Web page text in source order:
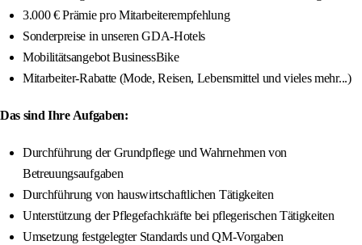
3.000 € Prämie pro Mitarbeiterempfehlung
Sonderpreise in unseren GDA-Hotels
Mobilitätsangebot BusinessBike
Mitarbeiter-Rabatte (Mode, Reisen, Lebensmittel und vieles mehr...)
Das sind Ihre Aufgaben:
Durchführung der Grundpflege und Wahrnehmen von
Betreuungsaufgaben
Durchführung von hauswirtschaftlichen Tätigkeiten
Unterstützung der Pflegefachkräfte bei pflegerischen Tätigkeiten
Umsetzung festgelegter Standards und QM-Vorgaben